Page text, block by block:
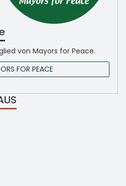
von Mayors for Peace.
FOR PEACE